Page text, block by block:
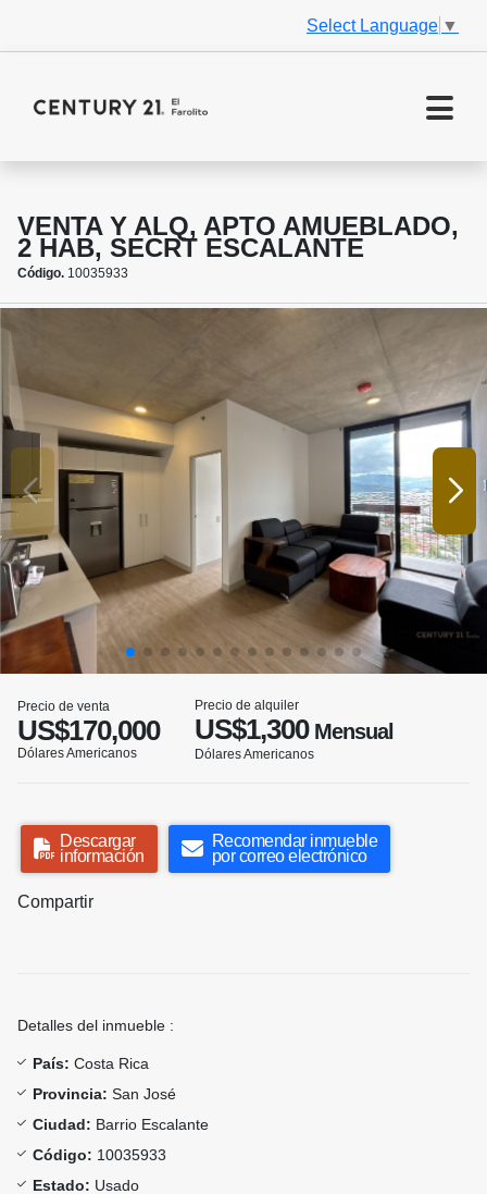
Select Language ▼
VENTA Y ALQ, APTO AMUEBLADO,
2 HAB, SECRT ESCALANTE
Código. 10035933
Precio de venta
US$170,000
Dólares Americanos
Precio de alquiler
US$1,300Mensual
Dólares Americanos
Descargar
información
Recomendar inmueble
por correo electrónico
Compartir
Detalles del inmueble :
País: Costa Rica
Provincia: San José
Ciudad: Barrio Escalante
Código: 10035933
Estado: Usado